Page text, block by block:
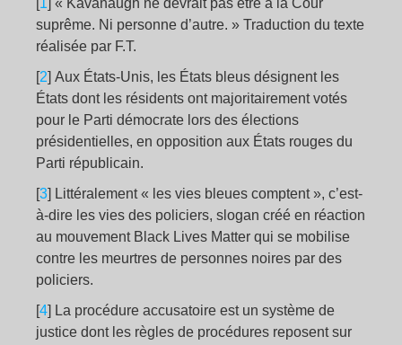
1 « Kavanaugh ne devrait pas être à la Cour
suprême. Ni personne d’autre. » Traduction du texte
réalisée par F.T.
[2] Aux États-Unis, les États bleus désignent les
États dont les résidents ont majoritairement votés
pour le Parti démocrate lors des élections
présidentielles, en opposition aux États rouges du
Parti républicain.
[3] Littéralement « les vies bleues comptent », c’est-
à-dire les vies des policiers, slogan créé en réaction
au mouvement Black Lives Matter qui se mobilise
contre les meurtres de personnes noires par des
policiers.
[4] La procédure accusatoire est un système de
justice dont les règles de procédures reposent sur